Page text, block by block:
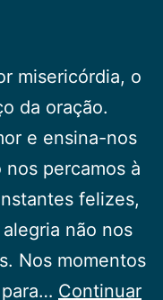
misericórdia, o
da oração.
e ensina-nos
percamos à
felizes,
não nos
Nos momentos
Continuar